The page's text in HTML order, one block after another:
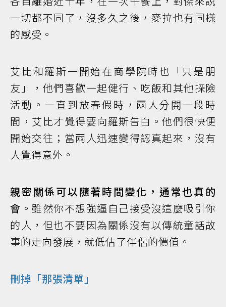
一切都不同了，沒多久之後，麥拉也有同樣
的感受。
艾比和羅斯一開始在商學院時也「只是朋
友」，他們喜歡一起健行、吃飯和其他探險
活動。一直到放春假時，兩人分開一段時
間，艾比才覺得要向羅斯告白。他們很快便
開始交往；當兩人迅速變得認真起來，沒有
人覺得意外。
親密關係可以隨著時間變化，通常也真的
會 。雖然你不想強逼自己接受沒這麼吸引你
的人，但也不要因為關係沒有以傳統童話故
事的走向發展，就低估了伴侶的價值。
刪掉「那張清單」